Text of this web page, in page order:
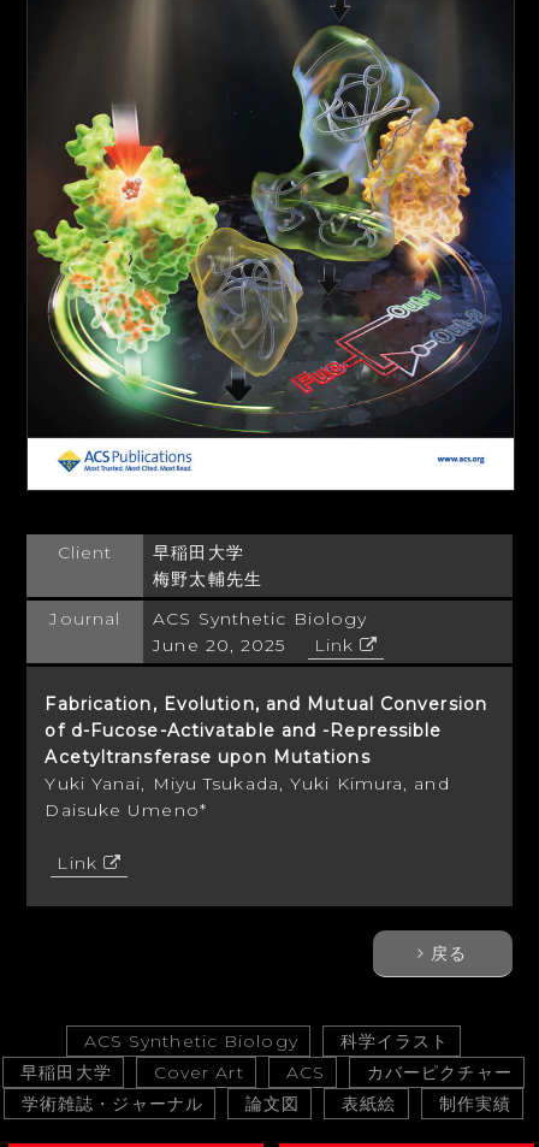
Client
早稲田大学
梅野太輔先生
Journal
ACS Synthetic Biology
June 20, 2025
Link
Fabrication, Evolution, and Mutual Conversion
of d-Fucose-Activatable and -Repressible
Acetyltransferase upon Mutations
Yuki Yanai, Miyu Tsukada, Yuki Kimura, and
Daisuke Umeno*
Link
戻る
ACS Synthetic Biology
科学イラスト
早稲田大学
Cover Art ACS
カバーピクチャー
学術雑誌・ジャーナル
論文図 表紙絵 制作実績